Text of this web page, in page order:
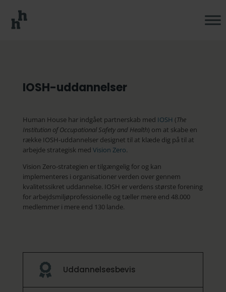
IOSH-uddannelser
Human House har indgået partnerskab med IOSH (The
Institution of Occupational Safety and Health) om at skabe en
række IOSH-uddannelser designet til at klæde dig på til at
arbejde strategisk med Vision Zero.
Vision Zero-strategien er tilgængelig for og kan
implementeres i organisationer verden over gennem
kvalitetssikret uddannelse. IOSH er verdens største forening
for arbejdsmiljøprofessionelle og tæller mere end 48.000
medlemmer i mere end 130 lande.
 Uddannelsesbevis